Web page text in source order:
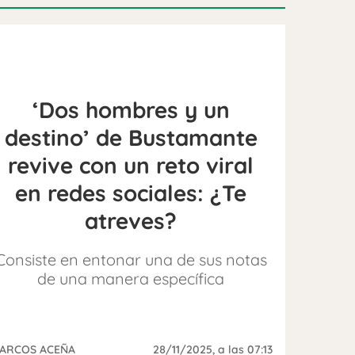
‘Dos hombres y un
destino’ de Bustamante
revive con un reto viral
en redes sociales: ¿Te
atreves?
en entonar una de sus notas
de una manera específica
ACEÑA 28/11/2025, a las 07:13